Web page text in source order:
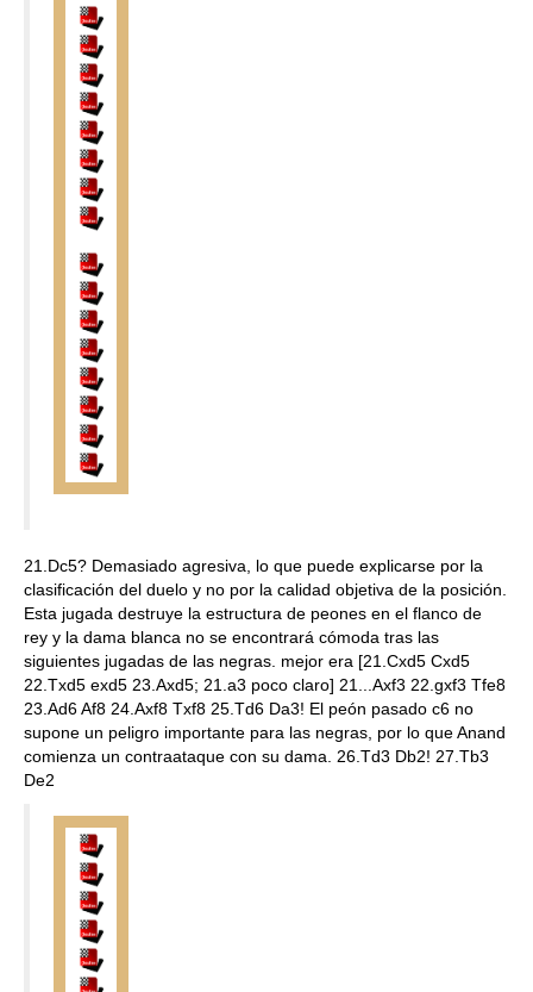
21.Dc5? Demasiado agresiva, lo que puede explicarse por la
clasificación del duelo y no por la calidad objetiva de la posición.
Esta jugada destruye la estructura de peones en el flanco de
rey y la dama blanca no se encontrará cómoda tras las
siguientes jugadas de las negras. mejor era [21.Cxd5 Cxd5
22.Txd5 exd5 23.Axd5; 21.a3 poco claro] 21...Axf3 22.gxf3 Tfe8
23.Ad6 Af8 24.Axf8 Txf8 25.Td6 Da3! El peón pasado c6 no
supone un peligro importante para las negras, por lo que Anand
comienza un contraataque con su dama. 26.Td3 Db2! 27.Tb3
De2